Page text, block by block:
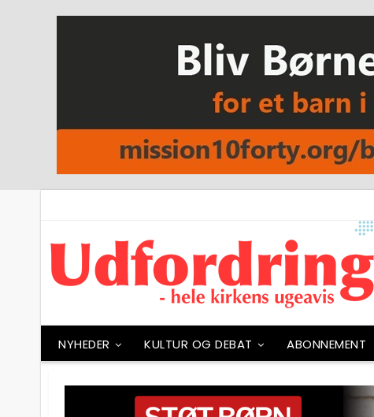
NYHEDER KULTUR OG DEBAT ABONNEMENT